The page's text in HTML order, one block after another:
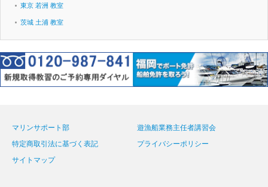
東京 若洲 教室
茨城 土浦 教室
マリンサポート部
遊漁船業務主任者講習会
特定商取引法に基づく表記
プライバシーポリシー
サイトマップ